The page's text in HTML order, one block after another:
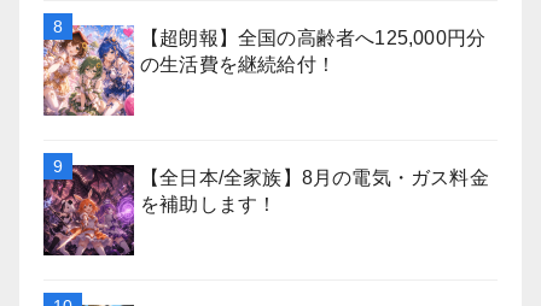
【超朗報】全国の高齢者へ125,000円分
の生活費を継続給付！
【全日本/全家族】8月の電気・ガス料金
を補助します！